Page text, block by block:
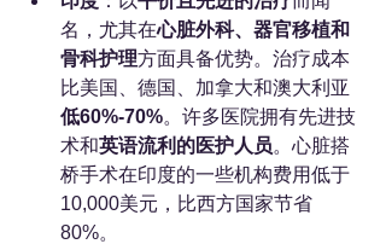
名，尤其在心脏外科、器官移植和
骨科护理方面具备优势。治疗成本
比美国、德国、加拿大和澳大利亚
低60%-70%。许多医院拥有先进技
术和英语流利的医护人员。心脏搭
桥手术在印度的一些机构费用低于
10,000美元，比西方国家节省
80%。